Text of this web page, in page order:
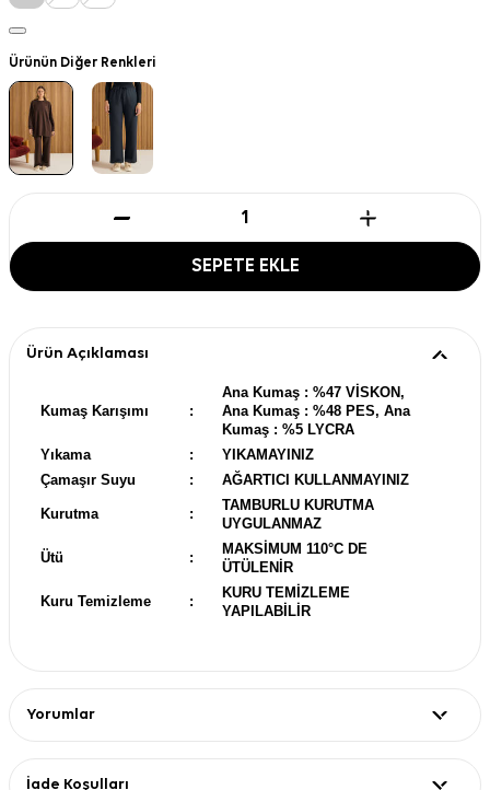
Ürünün Diğer Renkleri
SEPETE EKLE
Ürün Açıklaması
Kumaş Karışımı :
Ana Kumaş : %47 VİSKON,
Ana Kumaş : %48 PES, Ana
Kumaş : %5 LYCRA
Yıkama
:
YIKAMAYINIZ
Çamaşır Suyu
: AĞARTICI KULLANMAYINIZ
Kurutma :
TAMBURLU KURUTMA
UYGULANMAZ
Ütü :
MAKSİMUM 110°C DE
ÜTÜLENİR
Kuru Temizleme :
KURU TEMİZLEME
YAPILABİLİR
Yorumlar
İade Koşulları